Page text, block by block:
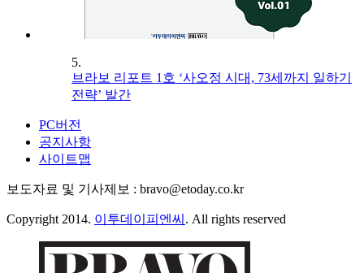
5.
브라보 리포트 1호 ‘사오정 시대, 73세까지 일하기
전략’ 발간
PC버전
공지사항
사이트맵
보도자료 및 기사제보 : bravo@etoday.co.kr
Copyright 2014. 이투데이피엔씨 . All rights reserved